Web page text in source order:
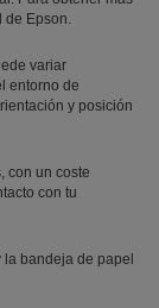
Epson.
variar
entorno de
y posición
con un coste
con tu
la bandeja de papel